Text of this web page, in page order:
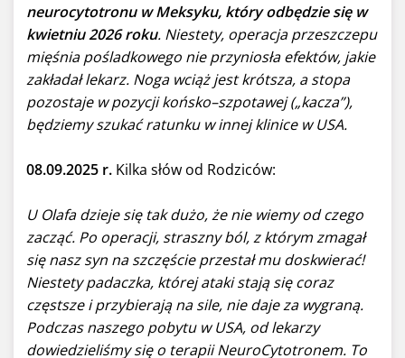
neurocytotronu w Meksyku, który odbędzie się w
kwietniu 2026 roku. Niestety, operacja przeszczepu
mięśnia pośladkowego nie przyniosła efektów, jakie
zakładał lekarz. Noga wciąż jest krótsza, a stopa
pozostaje w pozycji końsko–szpotawej („kacza”),
będziemy szukać ratunku w innej klinice w USA.
08.09.2025 r. Kilka słów od Rodziców:
U Olafa dzieje się tak dużo, że nie wiemy od czego
zacząć. Po operacji, straszny ból, z którym zmagał
się nasz syn na szczęście przestał mu doskwierać!
Niestety padaczka, której ataki stają się coraz
częstsze i przybierają na sile, nie daje za wygraną.
Podczas naszego pobytu w USA, od lekarzy
dowiedzieliśmy się o terapii NeuroCytotronem. To